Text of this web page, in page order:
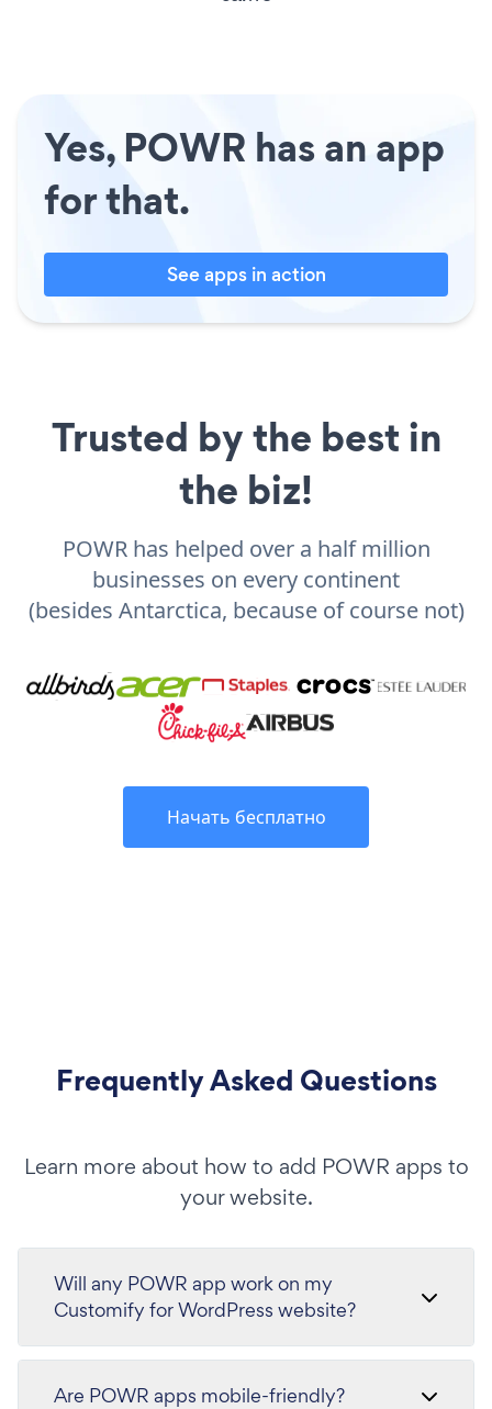
Yes, POWR has an app
for that.
See apps in action
Trusted by the best in
the biz!
POWR has helped over a half million
businesses on every continent
(besides Antarctica, because of course not)
Начать бесплатно
Frequently Asked Questions
Learn more about how to add POWR apps to
your website.
Will any POWR app work on my
Customify for WordPress website?
Are POWR apps mobile-friendly?